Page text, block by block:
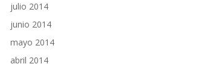
julio 2014
junio 2014
mayo 2014
abril 2014